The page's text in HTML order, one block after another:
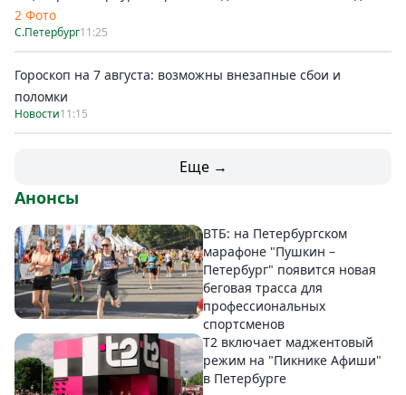
2 Фото
С.Петербург11:25
Гороскоп на 7 августа: возможны внезапные сбои и
поломки
Новости11:15
Еще →
Анонсы
ВТБ: на Петербургском
марафоне "Пушкин –
Петербург" появится новая
беговая трасса для
профессиональных
спортсменов
Т2 включает маджентовый
режим на "Пикнике Афиши"
в Петербурге